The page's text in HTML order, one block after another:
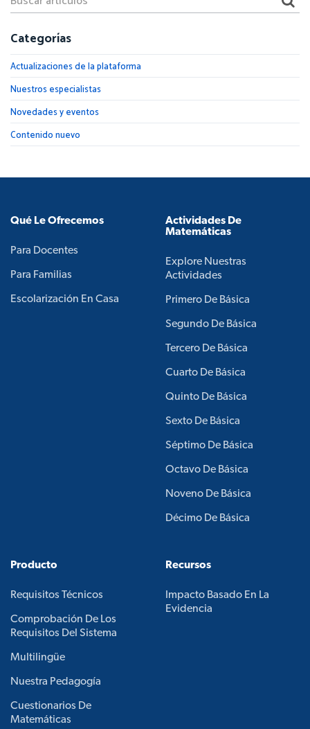
Categorías
Actualizaciones de la plataforma
Nuestros especialistas
Novedades y eventos
Contenido nuevo
Qué Le Ofrecemos
Para Docentes
Para Familias
Escolarización En Casa
Actividades De
Matemáticas
Explore Nuestras
Actividades
Primero De Básica
Segundo De Básica
Tercero De Básica
Cuarto De Básica
Quinto De Básica
Sexto De Básica
Séptimo De Básica
Octavo De Básica
Noveno De Básica
Décimo De Básica
Producto
Requisitos Técnicos
Comprobación De Los
Requisitos Del Sistema
Multilingüe
Nuestra Pedagogía
Cuestionarios De
Matemáticas
Recursos
Impacto Basado En La
Evidencia